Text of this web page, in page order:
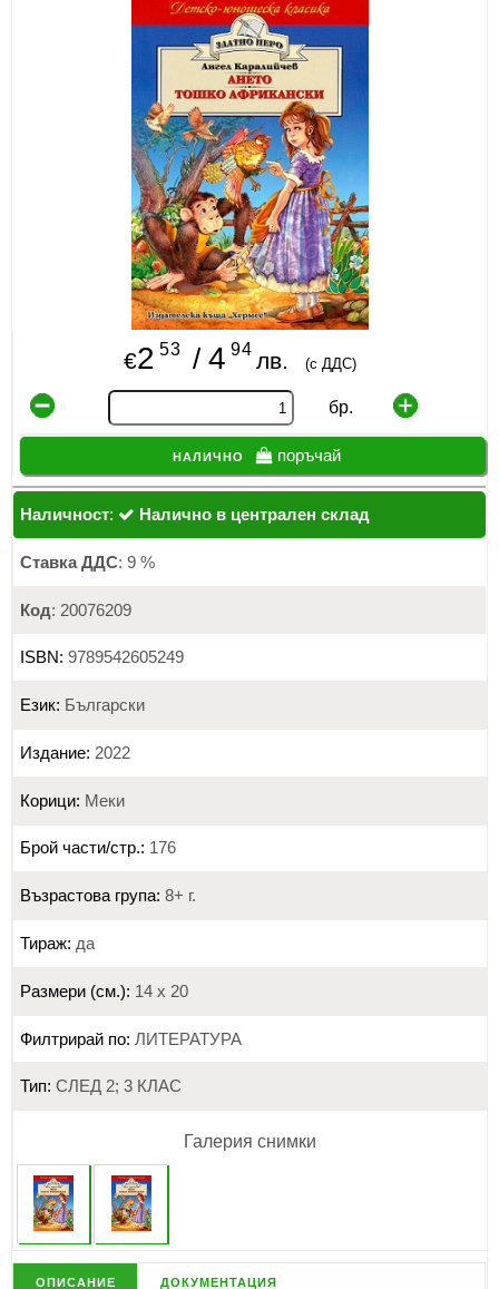
ИЗКУСТВА
СПОРТ
МЕБЕЛИ И ОБОРУДВАНЕ
КАНЦЕЛАРСКИ МАТЕРИАЛИ
КНИГИ И УЧЕБНИЦИ
БДП
НОВИ
ПРОМОЦИИ
S.T.E.M.
ИНСТРУМЕНТИ
€2 53 /4 94 лв. (с ДДС)
бр.
налично поръчай
Наличност: Налично в централен склад
Ставка ДДС: 9 %
Код: 20076209
ISBN: 9789542605249
Език: Български
Издание: 2022
Корици: Меки
Брой части/стр.: 176
Възрастова група: 8+ г.
Тираж: да
Размери (см.): 14 х 20
Филтрирай по: ЛИТЕРАТУРА
Тип: СЛЕД 2; 3 КЛАС
Галерия снимки
описание документация